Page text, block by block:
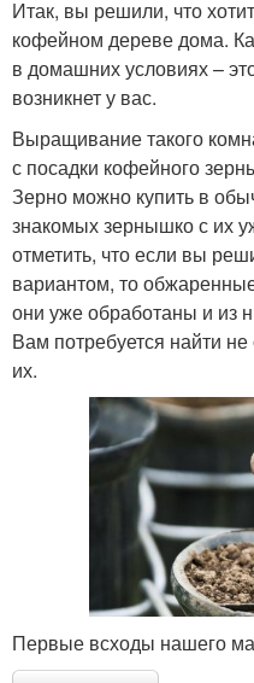
Итак, вы решили, что
кофейном дереве дома.
в домашних условиях –
возникнет у вас.
Выращивание такого
с посадки кофейного
Зерно можно купить в
знакомых зернышко с их
отметить, что если вы
вариантом, то
они уже обработаны и из
Вам потребуется найти
их.
Первые всходы нашего